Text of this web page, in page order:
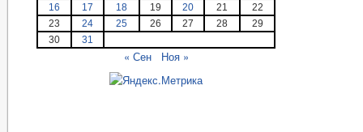
16
17 18 19 20 21
22
23
24 25 26 27 28
29
30
31
« Сен Ноя »